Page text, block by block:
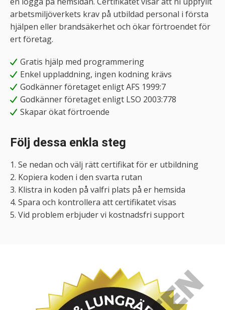
arbetsmiljöverkets krav på utbildad personal i första
hjälpen eller brandsäkerhet och ökar förtroendet för
ert företag.
Gratis hjälp med programmering
Enkel uppladdning, ingen kodning krävs
Godkänner företaget enligt AFS 1999:7
Godkänner företaget enligt LSO 2003:778
Skapar ökat förtroende
Följ dessa enkla steg
1. Se nedan och välj rätt certifikat för er utbildning
2. Kopiera koden i den svarta rutan
3. Klistra in koden på valfri plats på er hemsida
4. Spara och kontrollera att certifikatet visas
5. Vid problem erbjuder vi kostnadsfri support